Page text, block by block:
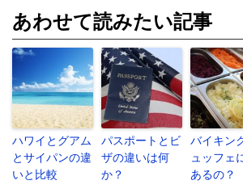
あわせて読みたい記事
ハワイとグアム
とサイパンの違
いと比較
パスポートとビ
ザの違いは何
か？
バイキン
ュッフェ
あるの？